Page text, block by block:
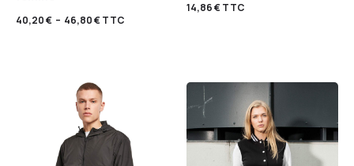
40,20€ – 46,80€TTC
14,86€TTC